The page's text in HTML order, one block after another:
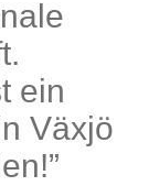
ein
Växjö